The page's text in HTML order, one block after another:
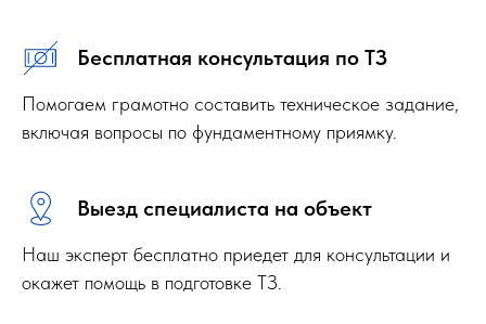
Бесплатная консультация по ТЗ
Помогаем грамотно составить техническое задание,
включая вопросы по фундаментному приямку.
Выезд специалиста на объект
Наш эксперт бесплатно приедет для консультации и
окажет помощь в подготовке ТЗ.